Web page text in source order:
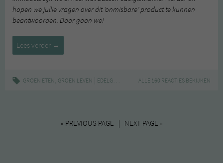
hopen we jullie vragen over dit ‘onmisbare’ product te kunnen
beantwoorden. Daar gaan we!
Lees verder Edelgistvlokken
→
GROEN ETEN, GROEN LEVEN EDELGIST EDELGISTVLOKKEN,GEZOND,
ALLE 160 REACTIES BEKIJKEN
« PREVIOUS PAGE | NEXT PAGE »